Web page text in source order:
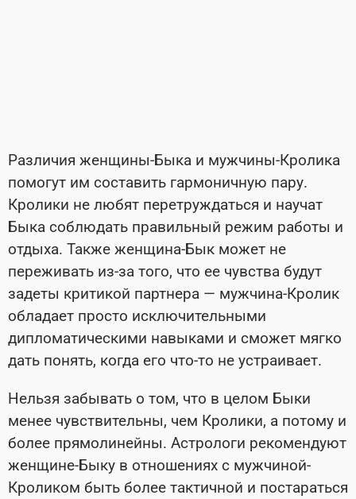
Различия женщины-Быка и мужчины-Кролика
помогут им составить гармоничную пару.
Кролики не любят перетруждаться и научат
Быка соблюдать правильный режим работы и
отдыха. Также женщина-Бык может не
переживать из-за того, что ее чувства будут
задеты критикой партнера — мужчина-Кролик
обладает просто исключительными
дипломатическими навыками и сможет мягко
дать понять, когда его что-то не устраивает.
Нельзя забывать о том, что в целом Быки
менее чувствительны, чем Кролики, а потому и
более прямолинейны. Астрологи рекомендуют
женщине-Быку в отношениях с мужчиной-
Кроликом быть более тактичной и постараться